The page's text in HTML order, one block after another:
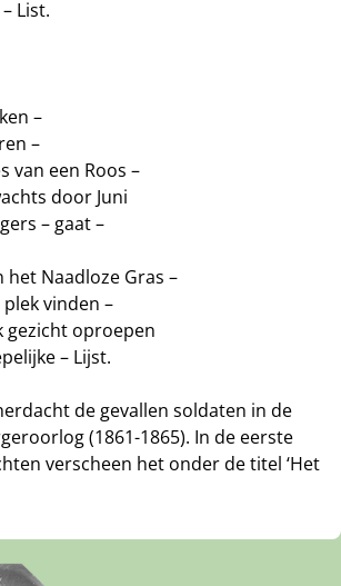
List.
–
–
van een Roos –
door Juni
– gaat –
het Naadloze Gras –
vinden –
gezicht oproepen
– Lijst.
de gevallen soldaten in de
(1861-1865). In de eerste
verscheen het onder de titel ‘Het